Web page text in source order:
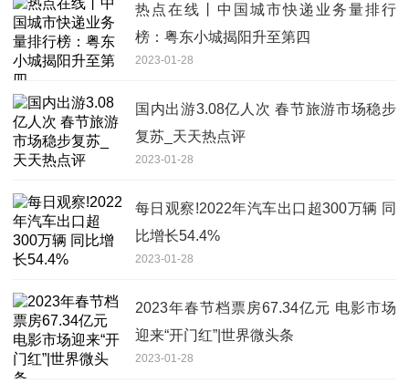
热点在线丨中国城市快递业务量排行
榜：粤东小城揭阳升至第四
2023-01-28
国内出游3.08亿人次 春节旅游市场稳步
复苏_天天热点评
2023-01-28
每日观察!2022年汽车出口超300万辆 同
比增长54.4%
2023-01-28
2023年春节档票房67.34亿元 电影市场
迎来“开门红”|世界微头条
2023-01-28